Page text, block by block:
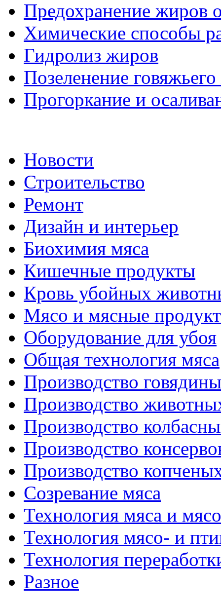
Предохранение жиров
Химические способы
Гидролиз жиров
Позеленение
Прогоркание и
Новости
Строительство
Ремонт
Дизайн и интерьер
Биохимия мяса
Кишечные продукты
Кровь убойных
Мясо и мясные
Оборудование для убоя
Общая технология мяса
Производство говядины
Производство
Производство
Производство
Производство
Созревание мяса
Технология мяса и
Технология мясо- и
Технология
Разное